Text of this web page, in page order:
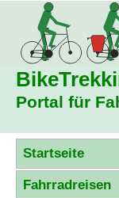
Portal für
Startseite
Fahrradreisen